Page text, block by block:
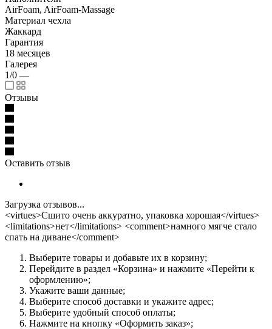
AirFoam, AirFoam-Massage
Материал чехла
Жаккард
Гарантия
18 месяцев
Галерея
1/0 —
Отзывы
Оставить отзыв
Загрузка отзывов...
<virtues>Сшито очень аккуратно, упаковка хорошая</virtues>
<limitations>нет</limitations> <comment>намного мягче стало
спать на диване</comment>
Выберите товары и добавьте их в корзину;
Перейдите в раздел «Корзина» и нажмите «Перейти к
оформлению»;
Укажите ваши данные;
Выберите способ доставки и укажите адрес;
Выберите удобный способ оплаты;
Нажмите на кнопку «Оформить заказ»;